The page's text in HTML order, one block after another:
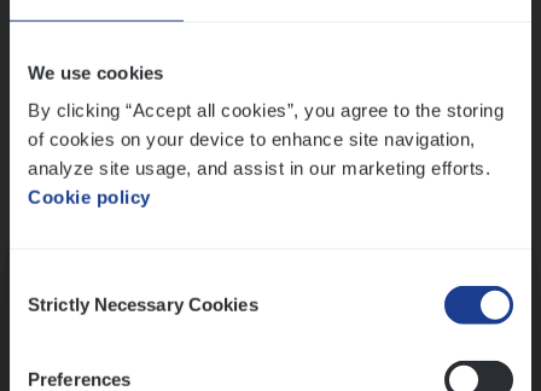
We use cookies
By clicking “Accept all cookies”, you agree to the storing
of cookies on your device to enhance site navigation,
analyze site usage, and assist in our marketing efforts.
Cookie policy
Selection
Strictly Necessary Cookies
Preferences